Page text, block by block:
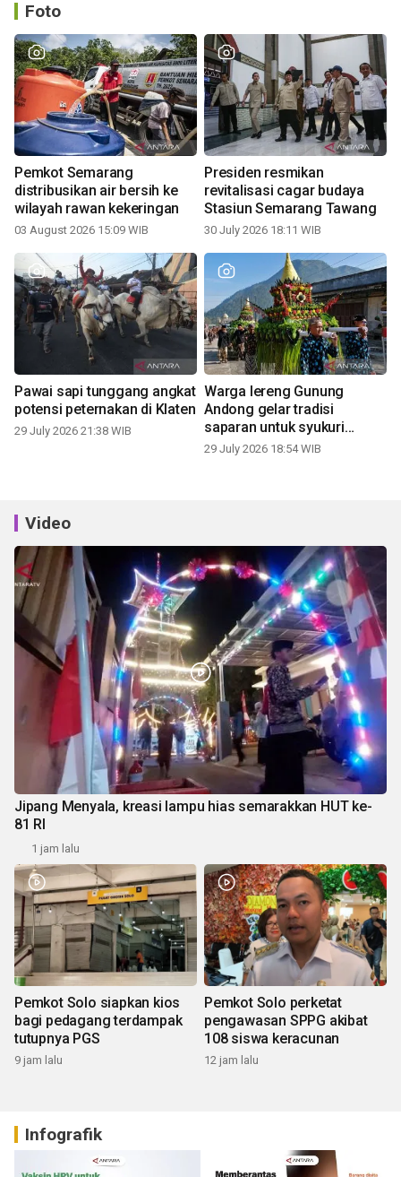
Foto
Pemkot Semarang
distribusikan air bersih ke
wilayah rawan kekeringan
03 August 2026 15:09 WIB
Presiden resmikan
revitalisasi cagar budaya
Stasiun Semarang Tawang
30 July 2026 18:11 WIB
Pawai sapi tunggang angkat
potensi peternakan di Klaten
29 July 2026 21:38 WIB
Warga lereng Gunung
Andong gelar tradisi
saparan untuk syukuri
panen
29 July 2026 18:54 WIB
Video
Jipang Menyala, kreasi lampu hias semarakkan HUT ke-
81 RI
1 jam lalu
Pemkot Solo siapkan kios
bagi pedagang terdampak
tutupnya PGS
9 jam lalu
Pemkot Solo perketat
pengawasan SPPG akibat
108 siswa keracunan
12 jam lalu
Infografik